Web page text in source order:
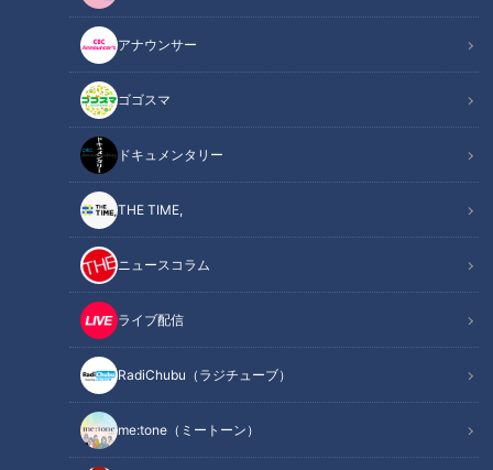
アナウンサー
ゴゴスマ
ドキュメンタリー
THE TIME,
ニュースコラム
ライブ配信
RadiChubu（ラジチューブ）
me:tone（ミートーン）
メスだけで繁殖する生物がここにも
エッチをすると短命？
オススメ関連コンテンツ
メスだけでも生きていける
男と女の両方がいないと生物学的に子孫が続かないのは一般的
な常識ですが、そうではないケースもあるそうです。
「ミステリークレイフィッシュと呼ばれる特定外来生物のザリ
ガニが、最近相次いで確認されています。沖縄ではすでに定着
し、愛媛でも600匹以上見つかっています。
このザリガニ、最大10cmほどでメス1匹で繁殖するため、オス
はいなくても1回あたり数百個の卵を産み、広がれば取り返し